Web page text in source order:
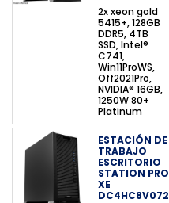
2x xeon gold
5415+, 128GB
DDR5, 4TB
SSD, Intel®
C741,
Win11ProWS,
Off2021Pro,
NVIDIA® 16GB,
1250W 80+
Platinum
ESTACIÓN DE
TRABAJO
ESCRITORIO
STATION PRO
XE
DC4HC8V072